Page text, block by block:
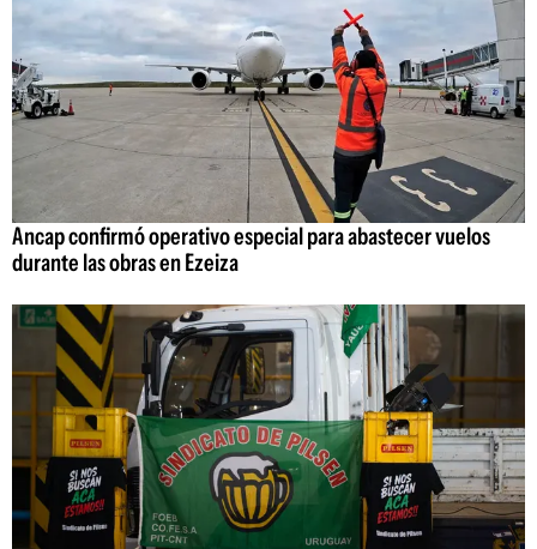
Ancap confirmó operativo especial para abastecer vuelos
durante las obras en Ezeiza